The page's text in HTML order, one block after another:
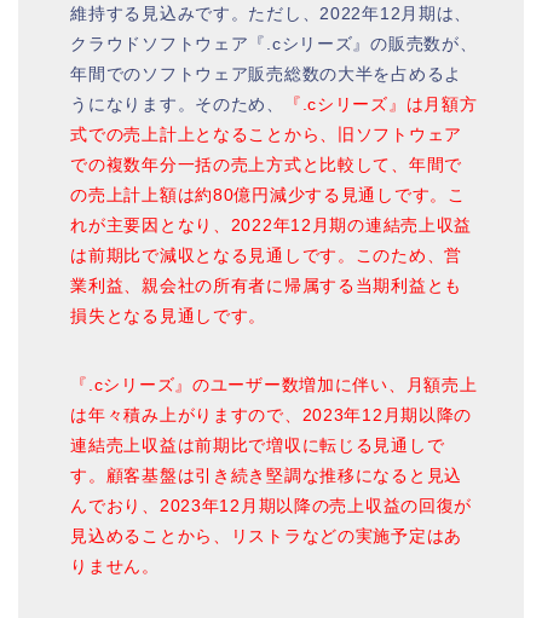
維持する見込みです。ただし、2022年12月期は、
クラウドソフトウェア『.cシリーズ』の販売数が、
年間でのソフトウェア販売総数の大半を占めるよ
うになります。そのため、
『.cシリーズ』は月額方
式での売上計上となることから、旧ソフトウェア
での複数年分一括の売上方式と比較して、年間で
の売上計上額は約80億円減少する見通しです。こ
れが主要因となり、2022年12月期の連結売上収益
は前期比で減収となる見通しです。このため、営
業利益、親会社の所有者に帰属する当期利益とも
損失となる見通しです。
『.cシリーズ』のユーザー数増加に伴い、月額売上
は年々積み上がりますので、2023年12月期以降の
連結売上収益は前期比で増収に転じる見通しで
す。顧客基盤は引き続き堅調な推移になると見込
んでおり、2023年12月期以降の売上収益の回復が
見込めることから、リストラなどの実施予定はあ
りません。